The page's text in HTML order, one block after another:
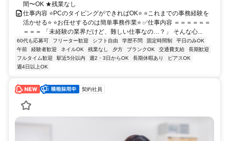
間〜OK ★残業なし
仕事内容 ⭐PCのタイピングができればOK⭐️ ⭐これまでの事務経験を
活かせる⭐ ⭐お任せするのは簡単事務作業⭐ ✅仕事内容 ＝＝＝＝＝＝
＝＝＝ 「未経験の業界だけど、難しい仕事なの…？」 そんな心...
60代も応募可 フリーター歓迎 シフト自由 学歴不問 固定時間制
平日のみOK
午前
経験者歓迎 ネイルOK 残業なし 夕方 ブランクOK 交通費支給
長期歓迎
フルタイム歓迎
駅近5分以内 週2・3日からOK 長期休暇あり
ピアスOK
週4日以上OK
契約社員